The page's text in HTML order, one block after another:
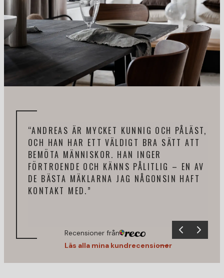
“ANDREAS ÄR MYCKET KUNNIG OCH PÅLÄST,
OCH HAN HAR ETT VÄLDIGT BRA SÄTT ATT
BEMÖTA MÄNNISKOR. HAN INGER
FÖRTROENDE OCH KÄNNS PÅLITLIG – EN AV
DE BÄSTA MÄKLARNA JAG NÅGONSIN HAFT
KONTAKT MED.”
Recensioner från
Läs alla mina kundrecensioner